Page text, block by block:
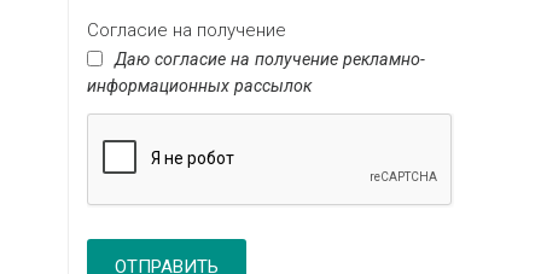
Согласие на получение
Даю согласие на получение рекламно-
информационных рассылок
ОТПРАВИТЬ